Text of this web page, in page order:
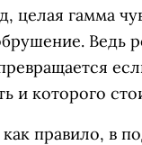
целая гамма
Ведь
и которого
правило, в